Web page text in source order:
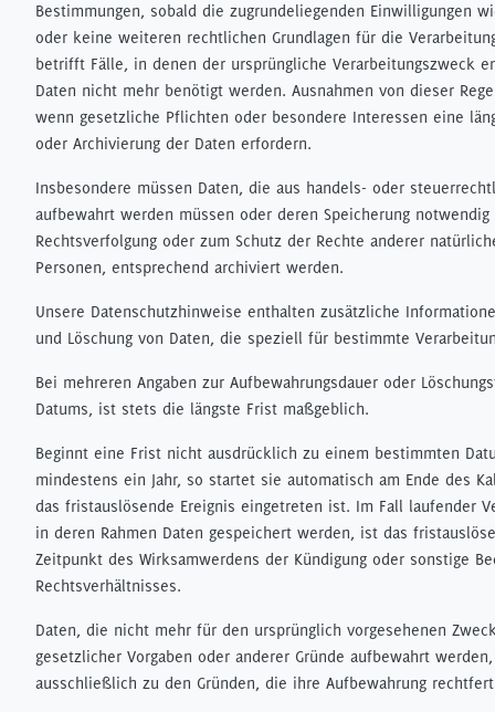
Bestimmungen, sobald die zugrundeliegenden Einwilligungen
oder keine weiteren rechtlichen Grundlagen für die
betrifft Fälle, in denen der ursprüngliche Verarbeitungszweck
Daten nicht mehr benötigt werden. Ausnahmen von dieser
wenn gesetzliche Pflichten oder besondere Interessen eine
oder Archivierung der Daten erfordern.
Insbesondere müssen Daten, die aus handels- oder
aufbewahrt werden müssen oder deren Speicherung
Rechtsverfolgung oder zum Schutz der Rechte anderer
Personen, entsprechend archiviert werden.
Unsere Datenschutzhinweise enthalten zusätzliche
und Löschung von Daten, die speziell für bestimmte
Bei mehreren Angaben zur Aufbewahrungsdauer oder
Datums, ist stets die längste Frist maßgeblich.
Beginnt eine Frist nicht ausdrücklich zu einem bestimmten
mindestens ein Jahr, so startet sie automatisch am Ende des
das fristauslösende Ereignis eingetreten ist. Im Fall laufender
in deren Rahmen Daten gespeichert werden, ist das
Zeitpunkt des Wirksamwerdens der Kündigung oder sonstige
Rechtsverhältnisses.
Daten, die nicht mehr für den ursprünglich vorgesehenen
gesetzlicher Vorgaben oder anderer Gründe aufbewahrt
ausschließlich zu den Gründen, die ihre Aufbewahrung